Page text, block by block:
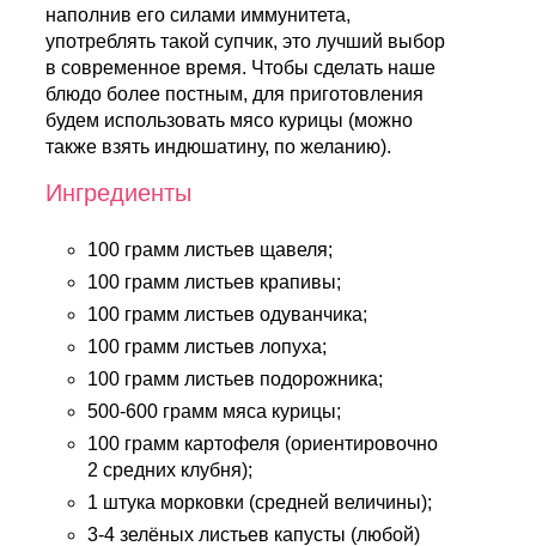
наполнив его силами иммунитета,
употреблять такой супчик, это лучший выбор
в современное время. Чтобы сделать наше
блюдо более постным, для приготовления
будем использовать мясо курицы (можно
также взять индюшатину, по желанию).
Ингредиенты
100 грамм листьев щавеля;
100 грамм листьев крапивы;
100 грамм листьев одуванчика;
100 грамм листьев лопуха;
100 грамм листьев подорожника;
500-600 грамм мяса курицы;
100 грамм картофеля (ориентировочно
2 средних клубня);
1 штука морковки (средней величины);
3-4 зелёных листьев капусты (любой)